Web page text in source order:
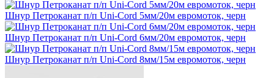
Шнур Петроканат п/п Uni-Cord 5мм/20м евромоток, черн
Шнур Петроканат п/п Uni-Cord 6мм/20м евромоток, черн
Шнур Петроканат п/п Uni-Cord 8мм/15м евромоток, черн